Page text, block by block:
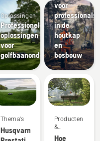
Oplossingen
Professionele
oplossingen
voor
golfbaanonderhoud
Thema's
Husqvarna.
voor
professionals
in de
houtkap
en
bosbouw
Producten
&
vernieuwingen
Hoe